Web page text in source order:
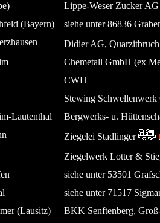
Lippe-Weser Zucker AG
(Bayern)
siehe unter 86836
Didier AG, Quarzitbruch
Chemetall GmbH (ex
CWH
Stewing
Lautenthal
Bergwerks- u.
Ziegelei Stadlinger
Ziegelwerk Lotter &
siehe unter 53501
siehe unter 71517
(Lausitz)
BKK Senftenberg,